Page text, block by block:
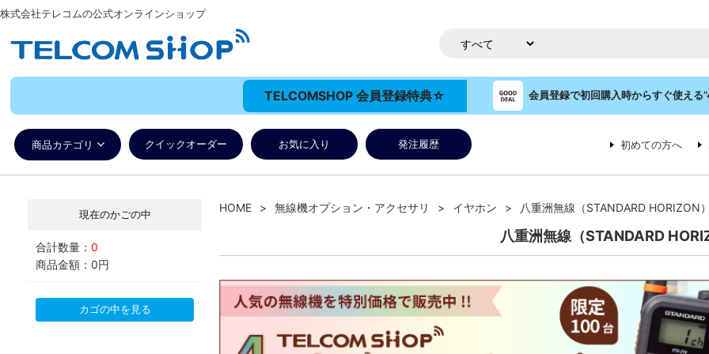
株式会社テレコムの公式オンラインショップ
TELCOMSHOP 会員登録特典☆ 会員登録で初回購入時からすぐ使える
商品カテゴリ クイックオーダー お気に入り 発注履歴 初めての方へ
現在のかごの中
合計数量： 0
商品金額： 0円
カゴの中を見る
HOME 無線機オプション・アクセサリ イヤホン 八重洲無線（STANDARD HORIZON
八重洲無線（STANDARD